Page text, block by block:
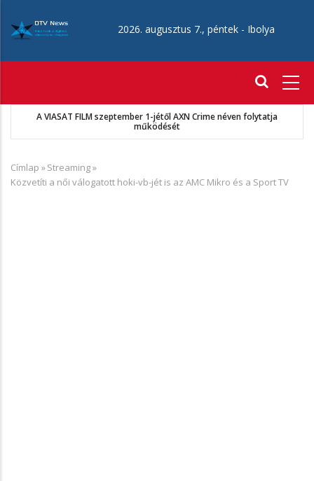
tartalomra
2026. augusztus 7., péntek - Ibolya
MKSZ-Sport TV megállapodás
Morzsa
Címlap »Streaming»
Közvetíti a női válogatott hoki-vb-jét is az AMC Mikro és a Sport TV